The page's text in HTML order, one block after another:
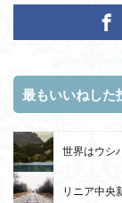
最もいいねした
世界はウシ
リニア中央